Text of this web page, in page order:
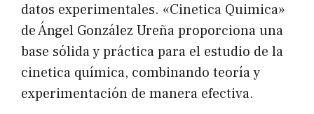
datos experimentales. «Cinetica Quimica»
de Ángel González Ureña proporciona una
base sólida y práctica para el estudio de la
cinetica química, combinando teoría y
experimentación de manera efectiva.